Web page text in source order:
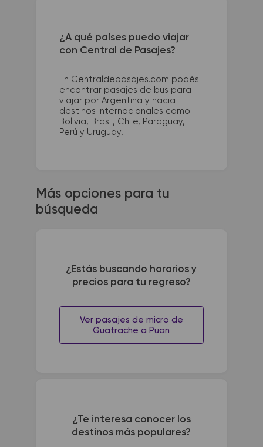
¿A qué países puedo viajar
con Central de Pasajes?
En Centraldepasajes.com podés
encontrar pasajes de bus para
viajar por Argentina y hacia
destinos internacionales como
Bolivia, Brasil, Chile, Paraguay,
Perú y Uruguay.
Más opciones para tu
búsqueda
¿Estás buscando horarios y
precios para tu regreso?
Ver pasajes de micro de
Guatrache a Puan
¿Te interesa conocer los
destinos más populares?